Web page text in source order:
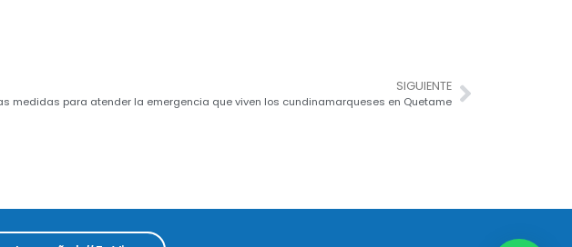
SIGUIENTE
medidas para atender la emergencia que viven los cundinamarqueses en Quetame